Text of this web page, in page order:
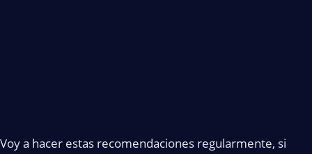
Voy a hacer estas recomendaciones regularmente, si